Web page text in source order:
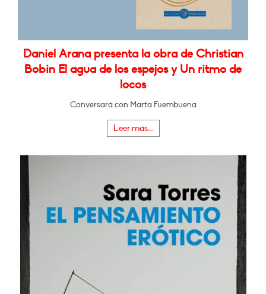
Daniel Arana presenta la obra de Christian
Bobin El agua de los espejos y Un ritmo de
locos
Conversará con Marta Fuembuena
Leer más...